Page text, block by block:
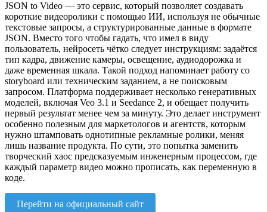
JSON to Video — это сервис, который позволяет создавать
короткие видеоролики с помощью ИИ, используя не обычные
текстовые запросы, а структурированные данные в формате
JSON. Вместо того чтобы гадать, что имел в виду
пользователь, нейросеть чётко следует инструкциям: задаётся
тип кадра, движение камеры, освещение, аудиодорожка и
даже временная шкала. Такой подход напоминает работу со
storyboard или техническим заданием, а не поисковым
запросом. Платформа поддерживает несколько генеративных
моделей, включая Veo 3.1 и Seedance 2, и обещает получить
первый результат менее чем за минуту. Это делает инструмент
особенно полезным для маркетологов и агентств, которым
нужно штамповать однотипные рекламные ролики, меняя
лишь название продукта. По сути, это попытка заменить
творческий хаос предсказуемым инженерным процессом, где
каждый параметр видео можно прописать, как переменную в
коде.
Перейти на официальный сайт